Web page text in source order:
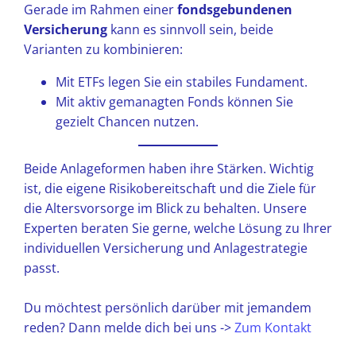
Gerade im Rahmen einerfondsgebundenen
Versicherung kann es sinnvoll sein, beide
Varianten zu kombinieren:
Mit ETFs legen Sie ein stabiles Fundament.
Mit aktiv gemanagten Fonds können Sie
gezielt Chancen nutzen.
Beide Anlageformen haben ihre Stärken. Wichtig
ist, die eigene Risikobereitschaft und die Ziele für
die Altersvorsorge im Blick zu behalten. Unsere
Experten beraten Sie gerne, welche Lösung zu Ihrer
individuellen Versicherung und Anlagestrategie
passt.
Du möchtest persönlich darüber mit jemandem
reden? Dann melde dich bei uns ->Zum Kontakt